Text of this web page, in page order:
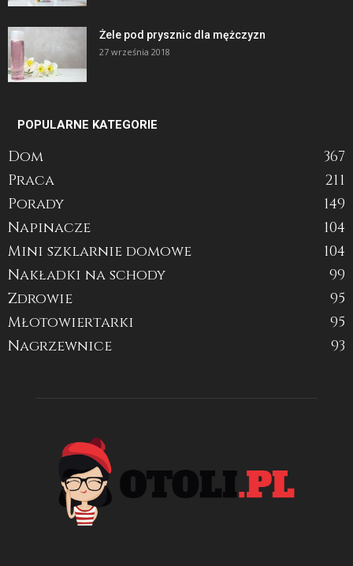
Żele pod prysznic dla mężczyzn
27 września 2018
POPULARNE KATEGORIE
Dom
367
Praca
211
Porady
149
Napinacze
104
Mini szklarnie domowe
104
Nakładki na schody
99
Zdrowie
95
Młotowiertarki
95
Nagrzewnice
93